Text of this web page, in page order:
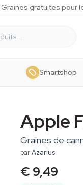
Graines gratuites pour
Smartshop
Apple
Graines de
parAzarius
€ 9,49